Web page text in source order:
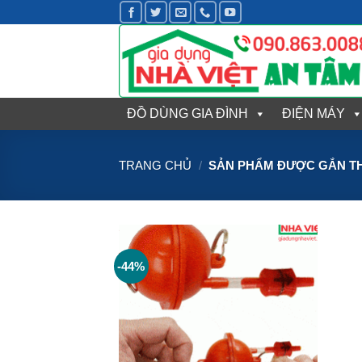
qua
ĐỒ DÙNG GIA ĐÌNH ĐIỆN MÁY
TRANG CHỦ / SẢN PHẨM ĐƯỢC GẮN
-44%